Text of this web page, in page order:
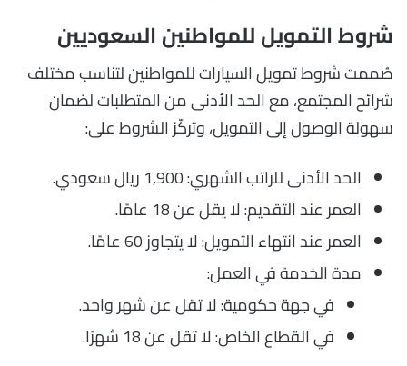
شروط التمويل للمواطنين السعوديين
صُممت شروط تمويل السيارات للمواطنين لتناسب مختلف
شرائح المجتمع، مع الحد الأدنى من المتطلبات لضمان
سهولة الوصول إلى التمويل، وتركّز الشروط على:
الحد الأدنى للراتب الشهري: 1,900 ريال سعودي.
العمر عند التقديم: لا يقل عن 18 عامًا.
العمر عند انتهاء التمويل: لا يتجاوز 60 عامًا.
مدة الخدمة في العمل:
في جهة حكومية: لا تقل عن شهر واحد.
في القطاع الخاص: لا تقل عن 18 شهرًا.